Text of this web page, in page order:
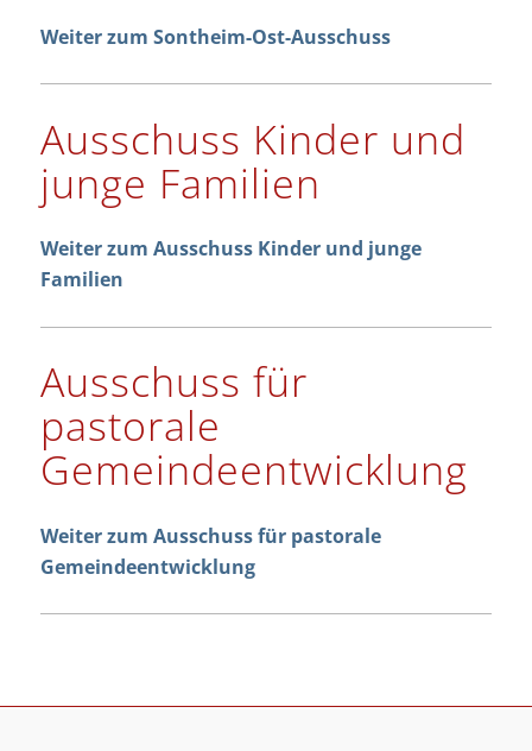
Weiter zum Sontheim-Ost-Ausschuss
Ausschuss Kinder und
junge Familien
Weiter zum Ausschuss Kinder und junge
Familien
Ausschuss für
pastorale
Gemeindeentwicklung
Weiter zum Ausschuss für pastorale
Gemeindeentwicklung